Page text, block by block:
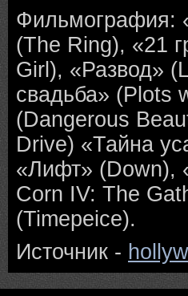
Фильмография:
(The Ring), «21
Girl), «Развод»
свадьба» (Plots
(Dangerous
Drive) «Тайна
«Лифт» (Down),
Corn IV: The
(Timepeice).
Источник -